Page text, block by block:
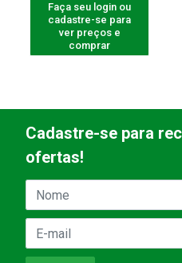
Faça seu login ou
cadastre-se para
ver preços e
comprar
Cadastre-se para
ofertas!